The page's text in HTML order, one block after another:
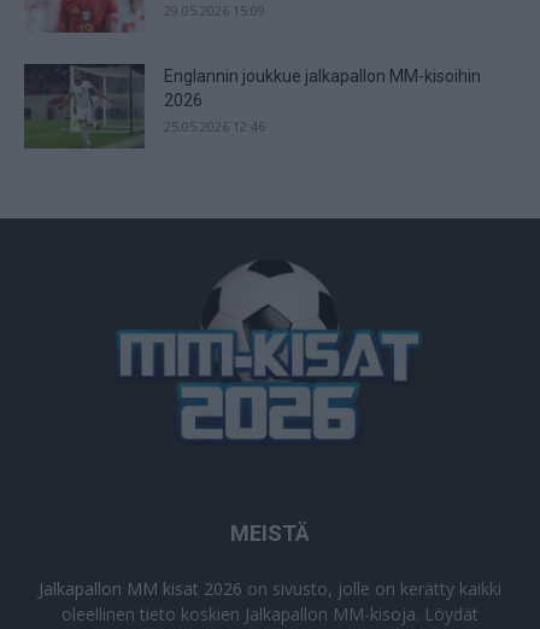
29.05.2026 15:09
Englannin joukkue jalkapallon MM-kisoihin
2026
25.05.2026 12:46
MEISTÄ
Jalkapallon MM kisat 2026 on sivusto, jolle on kerätty kaikki
oleellinen tieto koskien Jalkapallon MM-kisoja. Löydät